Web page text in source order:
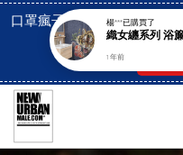
口罩瘋子官網, 放心訂購! 香
市貨
楊***已購買了
織女纏系列 浴
1 年前